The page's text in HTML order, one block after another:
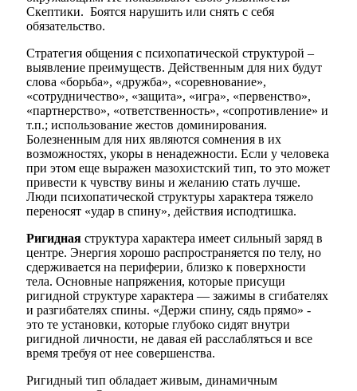
Скептики. Боятся нарушить или снять с себя
обязательство.
Стратегия общения с психопатической структурой –
выявление преимуществ. Действенным для них будут
слова «борьба», «дружба», «соревнование»,
«сотрудничество», «защита», «игра», «первенство»,
«партнерство», «ответственность», «сопротивление» и
т.п.; использование жестов доминирования.
Болезненным для них являются сомнения в их
возможностях, укоры в ненадежности. Если у человека
при этом еще выражен мазохистский тип, то это может
привести к чувству вины и желанию стать лучше.
Люди психопатической структуры характера тяжело
переносят «удар в спину», действия исподтишка.
Ригидная структура характера имеет сильный заряд в
цент­ре. Энергия хорошо распространяется по телу, но
сдерживается на периферии, близко к поверхности
тела. Ос­новные напряжения, которые присущи
ригидной структуре характера — зажимы в сгибателях
и разгибателях спины. «Держи спину, сядь прямо» -
это те установки, которые глубоко сидят внутри
ригидной личности, не давая ей расслабляться и все
время требуя от нее совершенства.
Ригидный тип обладает живым, динамичным